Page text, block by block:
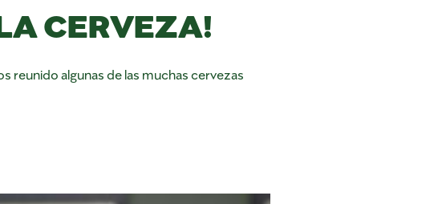
CERVEZA!
reunido algunas de las muchas cervezas